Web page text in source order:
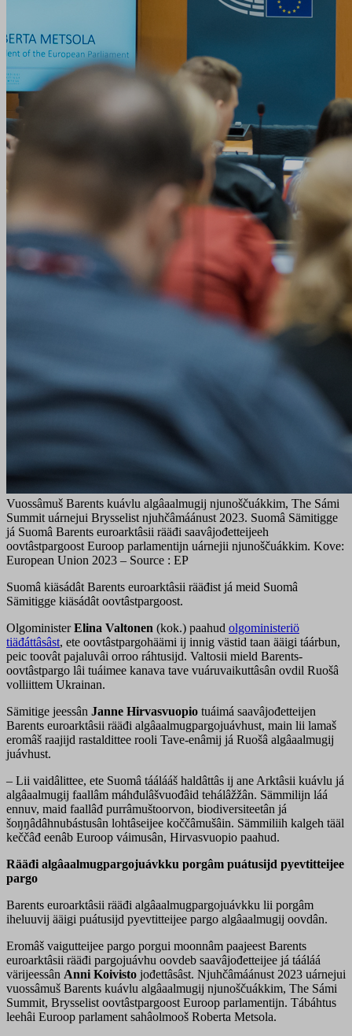
Vuossâmuš Barents kuávlu algâaalmugij njunoščuákkim, The Sámi
Summit uárnejui Brysselist njuhčâmáánust 2023. Suomâ Sämitigge
já Suomâ Barents euroarktâsii rääđi saavâjođetteijeeh
oovtâstpargoost Euroop parlamentijn uárnejii njunoščuákkim. Kove:
European Union 2023 – Source : EP
Suomâ kiäsádât Barents euroarktâsii rääđist já meid Suomâ
Sämitigge kiäsádât oovtâstpargoost.
OlgoministerElina Valtonen (kok.) paahud olgoministeriö
tiäđáttâsâst, ete oovtâstpargohäämi ij innig västid taan ääigi táárbun,
peic toovât pajaluvâi orroo ráhtusijd. Valtosii mield Barents-
oovtâstpargo lâi tuáimee kanava tave vuáruvaikuttâsân ovdil Ruošâ
volliittem Ukrainan.
Sämitige jeessân Janne Hirvasvuopio tuáimá saavâjođetteijen
Barents euroarktâsii rääđi algâaalmugpargojuávhust, main lii lamaš
eromâš raajijd rastaldittee rooli Tave-enâmij já Ruošâ algâaalmugij
juávhust.
– Lii vaidâlittee, ete Suomâ táálááš haldâttâs ij ane Arktâsii kuávlu já
algâaalmugij faallâm máhđulâšvuođâid tehálâžžân. Sämmilijn láá
ennuv, maid faallâđ purrâmuštoorvon, biodiversiteetân já
šoŋŋâdâhnubástusân lohtâseijee koččâmušâin. Sämmiliih kalgeh tääl
keččâđ eenâb Euroop váimusân, Hirvasvuopio paahud.
Rääđi algâaalmugpargojuávkku porgâm puátusijd pyevtitteijee
pargo
Barents euroarktâsii rääđi algâaalmugpargojuávkku lii porgâm
iheluuvij ääigi puátusijd pyevtitteijee pargo algâaalmugij oovdân.
Eromâš vaigutteijee pargo porgui moonnâm paajeest Barents
euroarktâsii rääđi pargojuávhu oovdeb saavâjođetteijee já tááláá
värijeessân Anni Koivisto jođettâsâst. Njuhčâmáánust 2023 uárnejui
vuossâmuš Barents kuávlu algâaalmugij njunoščuákkim, The Sámi
Summit, Brysselist oovtâstpargoost Euroop parlamentijn. Tábáhtus
leehâi Euroop parlament sahâolmooš Roberta Metsola.